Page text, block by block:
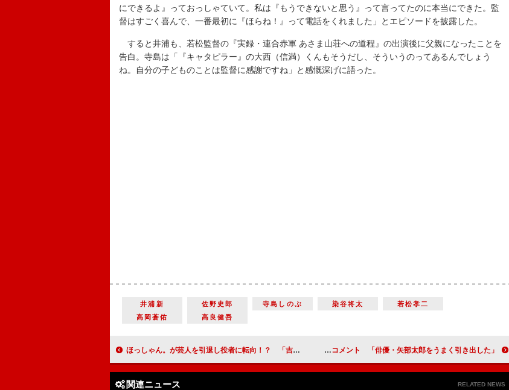
にできるよ』っておっしゃていて。私は『もうできないと思う』って言ってたのに本当にできた。監
督はすごく喜んで、一番最初に『ほらね！』って電話をくれました」とエピソードを披露した。
すると井浦も、若松監督の『実録・連合赤軍 あさま山荘への道程』の出演後に父親になったことを
告白。寺島は「『キャタピラー』の大西（信満）くんもそうだし、そういうのってあるんでしょう
ね。自分の子どものことは監督に感謝ですね」と感慨深げに語った。
井浦新 佐野史郎 寺島しのぶ 染谷将太
若松孝二
高岡蒼佑
高良健吾
ほっしゃん。が芸人を引退し役者に転向！？ 「吉本に行って辞める相談をしてこよう」 カラテカ矢部、監督に上から目線でコメント 「俳優・矢部太郎をうまく引き出した」
関連ニュース RELATED NEWS